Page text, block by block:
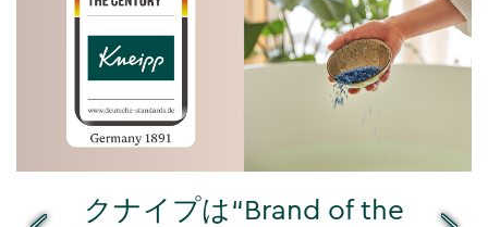
クナイプは“Brand of the